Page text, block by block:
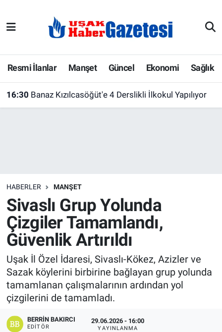
Resmi İlanlar Manşet Güncel Ekonomi Sağlık
16:30 Banaz Kızılcasöğüt'e 4 Derslikli İlkokul Yapılıyor
HABERLER MANŞET
Sivaslı Grup Yolunda
Çizgiler Tamamlandı,
Güvenlik Artırıldı
Uşak İl Özel İdaresi, Sivaslı-Kökez, Azizler ve
Sazak köylerini birbirine bağlayan grup yolunda
tamamlanan çalışmalarının ardından yol
çizgilerini de tamamladı.
BERRIN BAKIRCI
EDITÖR
29.06.2026 - 16:00
YAYINLANMA
E-Gazete
Ekonomi
Köşe Yazarları
Kültür Sanat
Manşet
Resmi İlanlar
Sağlık
Son Dakika
Uşak Hava Durumu
Uşak Trafik Yoğunluk Haritası
Süper Lig Puan Durumu ve Fikstür